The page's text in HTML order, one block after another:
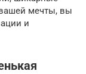
мечты, вы
и